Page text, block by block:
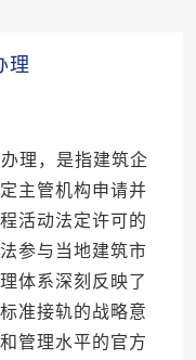
理
理，是指建筑企
主管机构申请并
活动法定许可的
参与当地建筑市
体系深刻反映了
准接轨的战略意
管理水平的官方